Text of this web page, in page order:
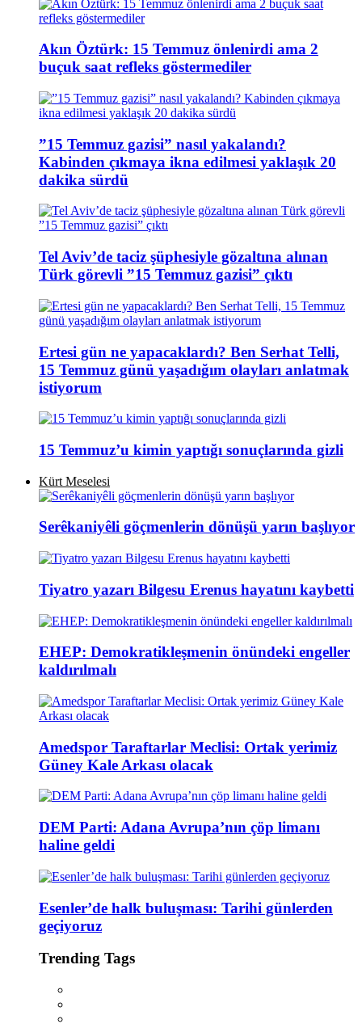
Akın Öztürk: 15 Temmuz önlenirdi ama 2
buçuk saat refleks göstermediler
”15 Temmuz gazisi” nasıl yakalandı?
Kabinden çıkmaya ikna edilmesi yaklaşık 20
dakika sürdü
Tel Aviv’de taciz şüphesiyle gözaltına alınan
Türk görevli ”15 Temmuz gazisi” çıktı
Ertesi gün ne yapacaklardı? Ben Serhat Telli,
15 Temmuz günü yaşadığım olayları anlatmak
istiyorum
15 Temmuz’u kimin yaptığı sonuçlarında gizli
Kürt Meselesi
Serêkaniyêli göçmenlerin dönüşü yarın başlıyor
Tiyatro yazarı Bilgesu Erenus hayatını kaybetti
EHEP: Demokratikleşmenin önündeki engeller
kaldırılmalı
Amedspor Taraftarlar Meclisi: Ortak yerimiz
Güney Kale Arkası olacak
DEM Parti: Adana Avrupa’nın çöp limanı
haline geldi
Esenler’de halk buluşması: Tarihi günlerden
geçiyoruz
Trending Tags